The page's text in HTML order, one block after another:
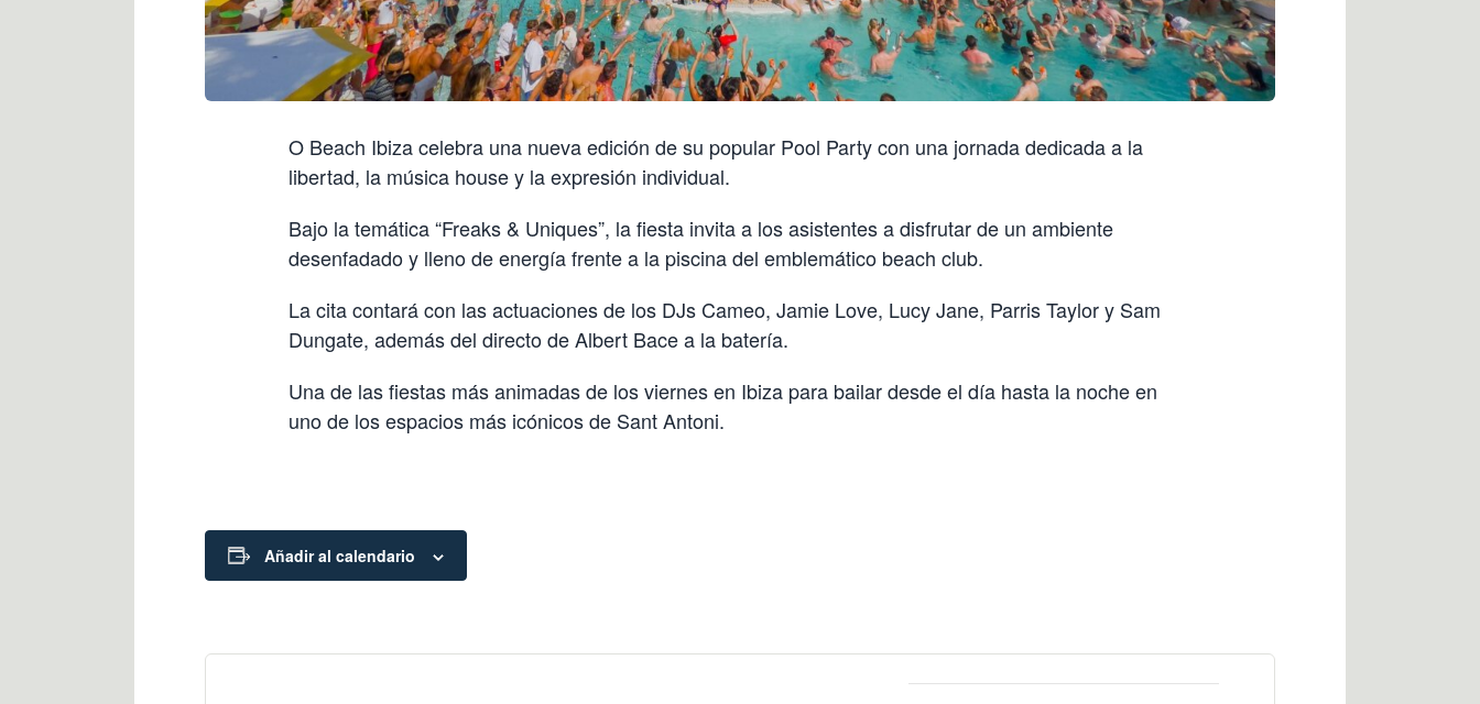
O Beach Ibiza celebra una nueva edición de su popular Pool Party con una jornada dedicada a la
libertad, la música house y la expresión individual.
Bajo la temática “Freaks & Uniques”, la fiesta invita a los asistentes a disfrutar de un ambiente
desenfadado y lleno de energía frente a la piscina del emblemático beach club.
La cita contará con las actuaciones de los DJs Cameo, Jamie Love, Lucy Jane, Parris Taylor y Sam
Dungate, además del directo de Albert Bace a la batería.
Una de las fiestas más animadas de los viernes en Ibiza para bailar desde el día hasta la noche en
uno de los espacios más icónicos de Sant Antoni.
Añadir al calendario